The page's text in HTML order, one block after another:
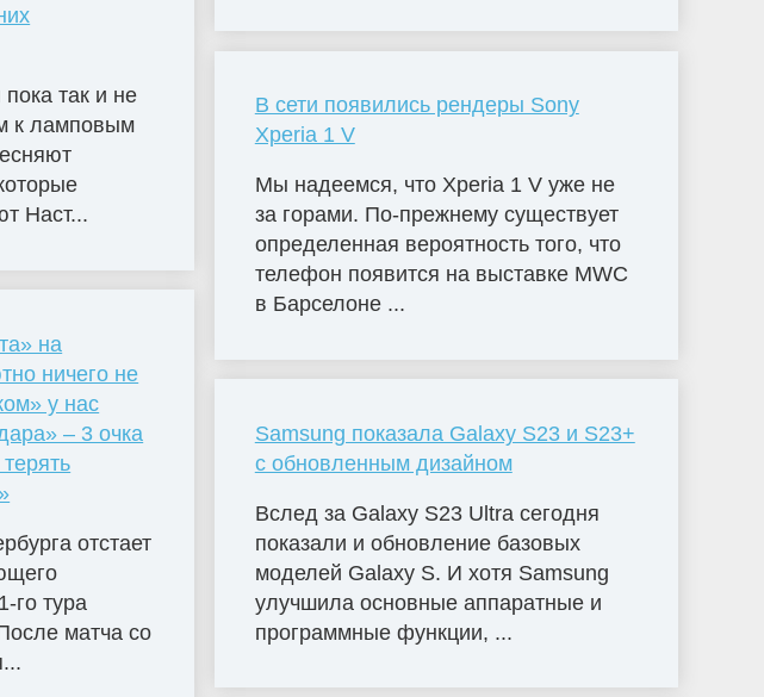
так и не
к ламповым
Наст...
на
ничего не
у нас
– 3 очка
отстает
го тура
матча со
В сети появились рендеры Sony
Xperia 1 V
Мы надеемся, что Xperia 1 V уже не
за горами. По-прежнему существует
определенная вероятность того, что
телефон появится на выставке MWC
в Барселоне ...
Samsung показала Galaxy S23 и S23+
с обновленным дизайном
Вслед за Galaxy S23 Ultra сегодня
показали и обновление базовых
моделей Galaxy S. И хотя Samsung
улучшила основные аппаратные и
программные функции, ...